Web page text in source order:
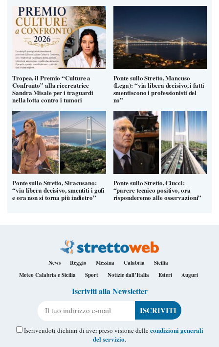
Tropea, il Premio “Culture a
Confronto” alla ricercatrice
Sandra Misale per i traguardi
nella lotta contro i tumori
Ponte sullo Stretto, Mancuso
(Lega): “via libera decisivo, i fatti
smentiscono i professionisti del
no”
Ponte sullo Stretto, Siracusano:
“via libera decisivo, smentiti i gufi
e ora non si torna più indietro”
Ponte sullo Stretto, Ciucci:
“parere tecnico positivo, ora
risponderemo alle osservazioni”
News Reggio Messina Calabria
Sicilia
Meteo Calabria e Sicilia
Sport Notizie dall’Italia Esteri Auguri
Iscriviti alla Newsletter
Iscrivendoti dichiari di aver preso visione dellecondizioni generali
del servizio.